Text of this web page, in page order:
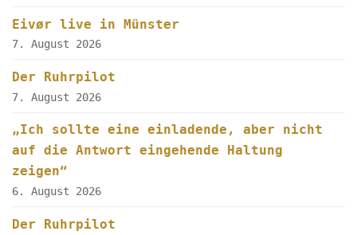
Eivør live in Münster
7. August 2026
Der Ruhrpilot
7. August 2026
„Ich sollte eine einladende, aber nicht
auf die Antwort eingehende Haltung
zeigen“
6. August 2026
Der Ruhrpilot